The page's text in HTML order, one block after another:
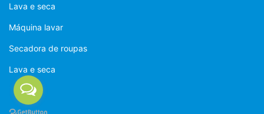
Lava e seca
Máquina lavar
Secadora de roupas
Lava e seca